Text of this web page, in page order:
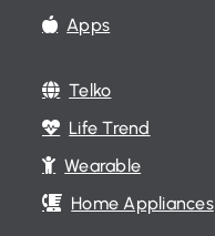
Apps
Telko
Life Trend
Wearable
Home Appliances